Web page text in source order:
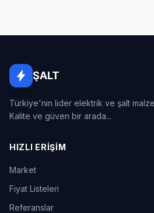
ŞALT
Türkiye'nin lider elektrik ve şalt
Kalite ve güven bir arada...
HIZLI ERIŞIM
Market
Fiyat Listeleri
Referanslar